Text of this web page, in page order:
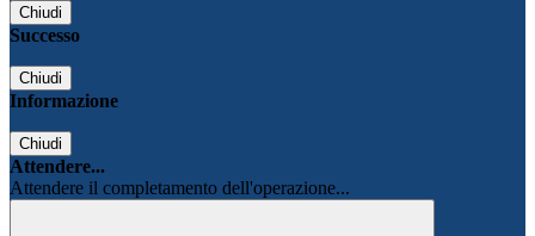
Chiudi
Successo
Chiudi
Informazione
Chiudi
Attendere...
Attendere il completamento dell'operazione...